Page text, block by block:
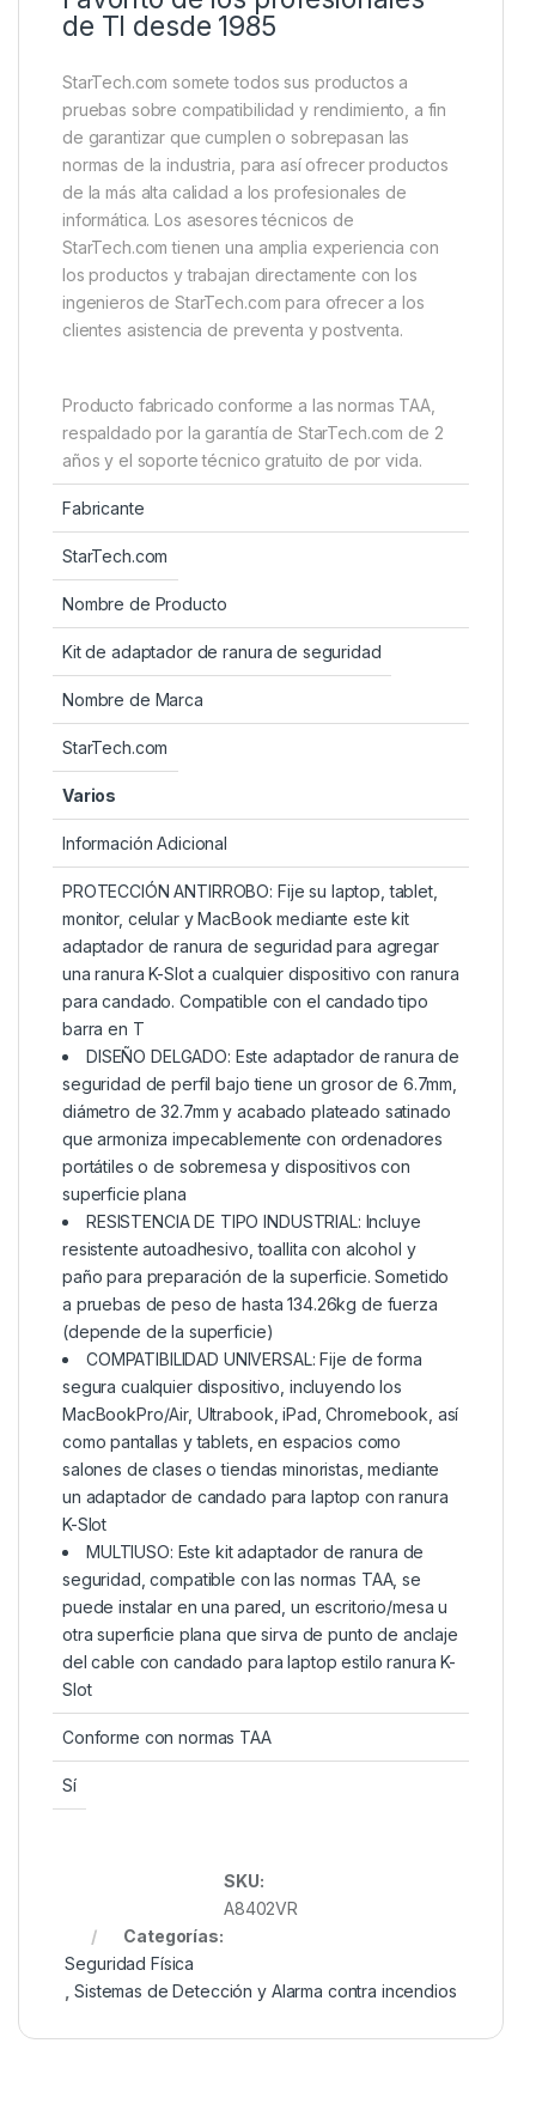
de TI desde 1985
StarTech.com somete todos sus productos a
pruebas sobre compatibilidad y rendimiento, a fin
de garantizar que cumplen o sobrepasan las
normas de la industria, para así ofrecer productos
de la más alta calidad a los profesionales de
informática. Los asesores técnicos de
StarTech.com tienen una amplia experiencia con
los productos y trabajan directamente con los
ingenieros de StarTech.com para ofrecer a los
clientes asistencia de preventa y postventa.
Producto fabricado conforme a las normas TAA,
respaldado por la garantía de StarTech.com de 2
años y el soporte técnico gratuito de por vida.
Fabricante
StarTech.com
Nombre de Producto
Kit de adaptador de ranura de seguridad
Nombre de Marca
StarTech.com
Varios
Información Adicional
PROTECCIÓN ANTIRROBO: Fije su laptop, tablet,
monitor, celular y MacBook mediante este kit
adaptador de ranura de seguridad para agregar
una ranura K-Slot a cualquier dispositivo con ranura
para candado. Compatible con el candado tipo
barra en T
DISEÑO DELGADO: Este adaptador de ranura de
seguridad de perfil bajo tiene un grosor de 6.7mm,
diámetro de 32.7mm y acabado plateado satinado
que armoniza impecablemente con ordenadores
portátiles o de sobremesa y dispositivos con
superficie plana
RESISTENCIA DE TIPO INDUSTRIAL: Incluye
resistente autoadhesivo, toallita con alcohol y
paño para preparación de la superficie. Sometido
a pruebas de peso de hasta 134.26kg de fuerza
(depende de la superficie)
COMPATIBILIDAD UNIVERSAL: Fije de forma
segura cualquier dispositivo, incluyendo los
MacBookPro/Air, Ultrabook, iPad, Chromebook, así
como pantallas y tablets, en espacios como
salones de clases o tiendas minoristas, mediante
un adaptador de candado para laptop con ranura
K-Slot
MULTIUSO: Este kit adaptador de ranura de
seguridad, compatible con las normas TAA, se
puede instalar en una pared, un escritorio/mesa u
otra superficie plana que sirva de punto de anclaje
del cable con candado para laptop estilo ranura K-
Slot
Conforme con normas TAA
Sí
SKU:
A8402VR
Categorías:
Seguridad Física
,Sistemas de Detección y Alarma contra incendios